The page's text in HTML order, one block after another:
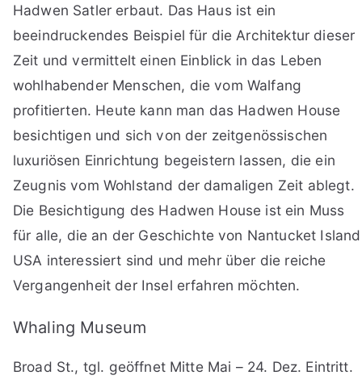
Hadwen Satler erbaut. Das Haus ist ein
beeindruckendes Beispiel für die Architektur dieser
Zeit und vermittelt einen Einblick in das Leben
wohlhabender Menschen, die vom Walfang
profitierten. Heute kann man das Hadwen House
besichtigen und sich von der zeitgenössischen
luxuriösen Einrichtung begeistern lassen, die ein
Zeugnis vom Wohlstand der damaligen Zeit ablegt.
Die Besichtigung des Hadwen House ist ein Muss
für alle, die an der Geschichte von Nantucket Island
USA interessiert sind und mehr über die reiche
Vergangenheit der Insel erfahren möchten.
Whaling Museum
Broad St., tgl. geöffnet Mitte Mai – 24. Dez. Eintritt.